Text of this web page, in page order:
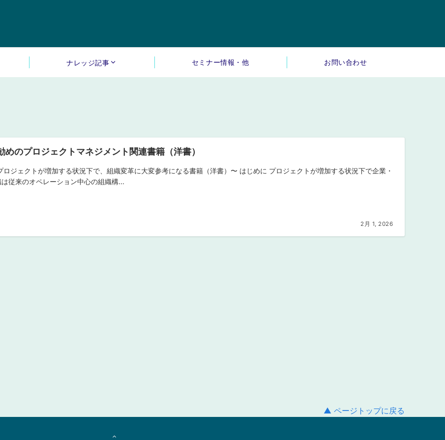
ナレッジ記事 セミナー情報・他 お問い合わせ
めのプロジェクトマネジメント関連書籍（洋書）
ロジェクトが増加する状況下で、組織変革に大変参考になる書籍（洋書）〜 はじめに プロジェクトが増加する状況下で企業・
従来のオペレーション中心の組織構...
2月 1, 2026
▲ ページトップに戻る